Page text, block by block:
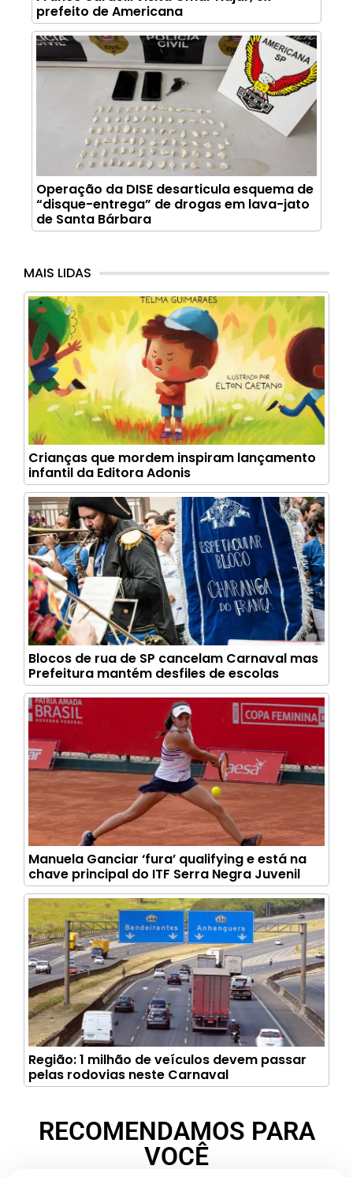
prefeito de Americana
Operação da DISE desarticula esquema de
“disque-entrega” de drogas em lava-jato
de Santa Bárbara
MAIS LIDAS
Crianças que mordem inspiram lançamento
infantil da Editora Adonis
Blocos de rua de SP cancelam Carnaval mas
Prefeitura mantém desfiles de escolas
Manuela Ganciar ‘fura’ qualifying e está na
chave principal do ITF Serra Negra Juvenil
Região: 1 milhão de veículos devem passar
pelas rodovias neste Carnaval
RECOMENDAMOS PARA
VOCÊ